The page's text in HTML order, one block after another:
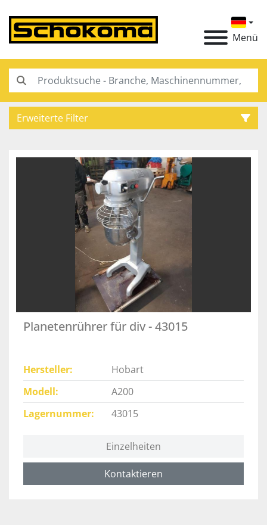
Menü
Erweiterte Filter
Planetenrührer für div - 43015
Hersteller
Hobart
Modell
A200
Lagernummer
43015
Einzelheiten
Kontaktieren